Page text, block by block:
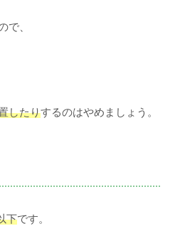
で、
したりするのはやめましょう。
下です。